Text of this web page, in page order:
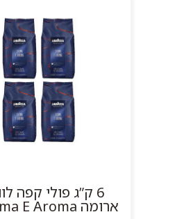
6 ק”ג פולי קפה
ארומה Lavazza Crema E Aroma